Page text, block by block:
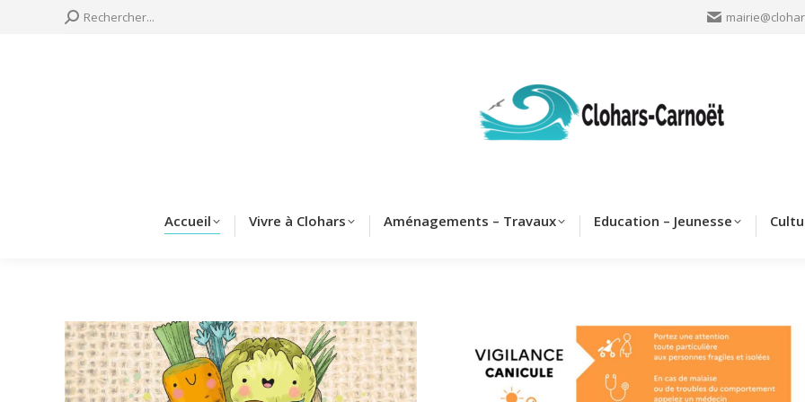
Search:
Rechercher...
Accueil Vivre à Clohars Aménagements – Travaux Education – Jeunesse
Education –